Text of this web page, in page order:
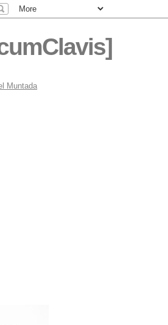
Muntada